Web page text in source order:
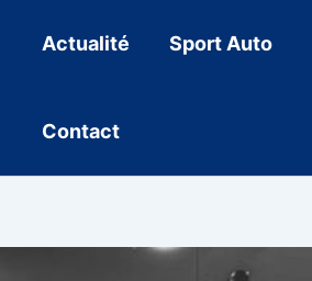
Actualité Sport Auto
Contact